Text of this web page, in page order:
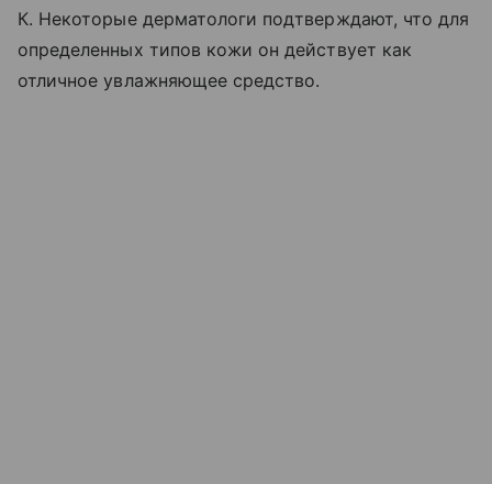
К. Некоторые дерматологи подтверждают, что для
определенных типов кожи он действует как
отличное увлажняющее средство.